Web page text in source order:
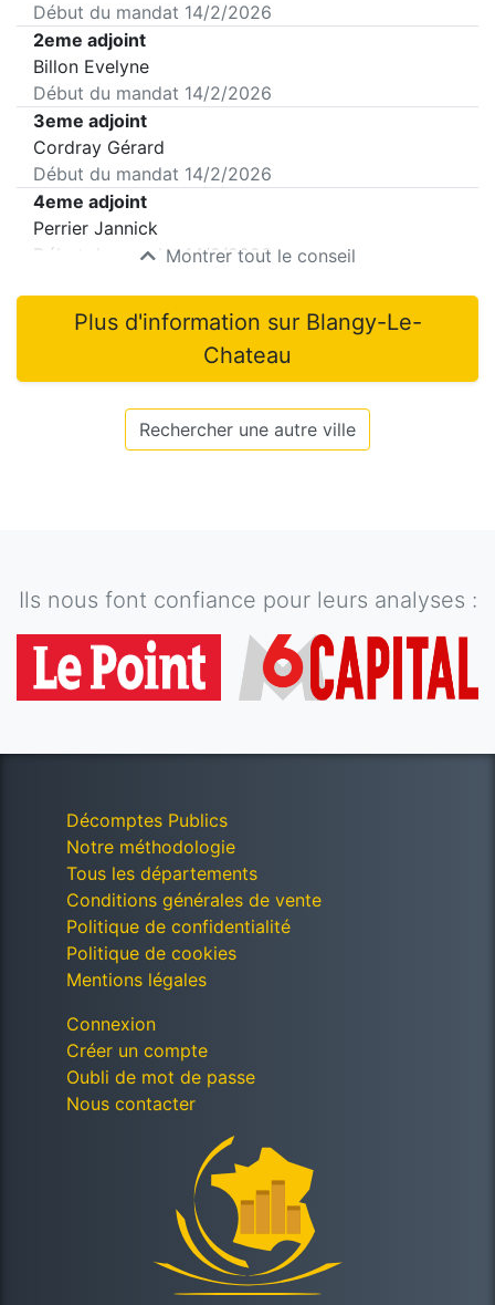
Début du mandat 14/2/2026
2eme adjoint
Billon Evelyne
Début du mandat 14/2/2026
3eme adjoint
Cordray Gérard
Début du mandat 14/2/2026
4eme adjoint
Perrier Jannick
Début du mandat14/2/2026
Montrer tout le conseil
Plus d'information sur Blangy-Le-
Chateau
Rechercher une autre ville
Ils nous font confiance pour leurs analyses :
Décomptes Publics
Notre méthodologie
Tous les départements
Conditions générales de vente
Politique de confidentialité
Politique de cookies
Mentions légales
Connexion
Créer un compte
Oubli de mot de passe
Nous contacter